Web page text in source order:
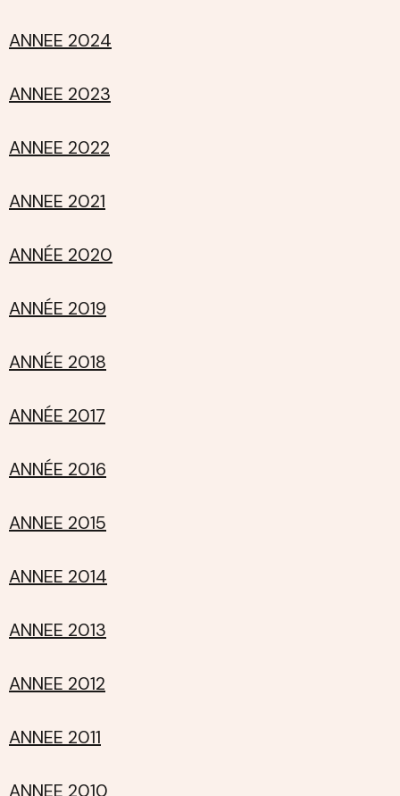
ANNEE 2024
ANNEE 2023
ANNEE 2022
ANNEE 2021
ANNÉE 2020
ANNÉE 2019
ANNÉE 2018
ANNÉE 2017
ANNÉE 2016
ANNEE 2015
ANNEE 2014
ANNEE 2013
ANNEE 2012
ANNEE 2011
ANNEE 2010